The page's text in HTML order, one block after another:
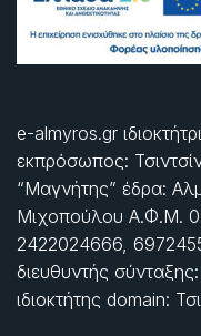
e-almyros.gr
εκπρόσωπος:
“Μαγνήτης” έδρα:
Μιχοπούλου Α.Φ.Μ.
2422024666,
διευθυντής
ιδιοκτήτης domain: